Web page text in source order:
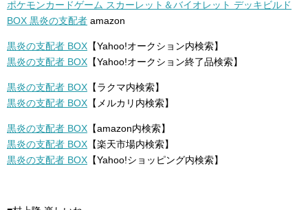
ポケモンカードゲーム スカーレット＆バイオレット デッキビルド
BOX 黒炎の支配者 amazon
黒炎の支配者 BOX 【Yahoo!オークション内検索】
黒炎の支配者 BOX 【Yahoo!オークション終了品検索】
黒炎の支配者 BOX 【ラクマ内検索】
黒炎の支配者 BOX 【メルカリ内検索】
黒炎の支配者 BOX 【amazon内検索】
黒炎の支配者 BOX 【楽天市場内検索】
黒炎の支配者 BOX 【Yahoo!ショッピング内検索】